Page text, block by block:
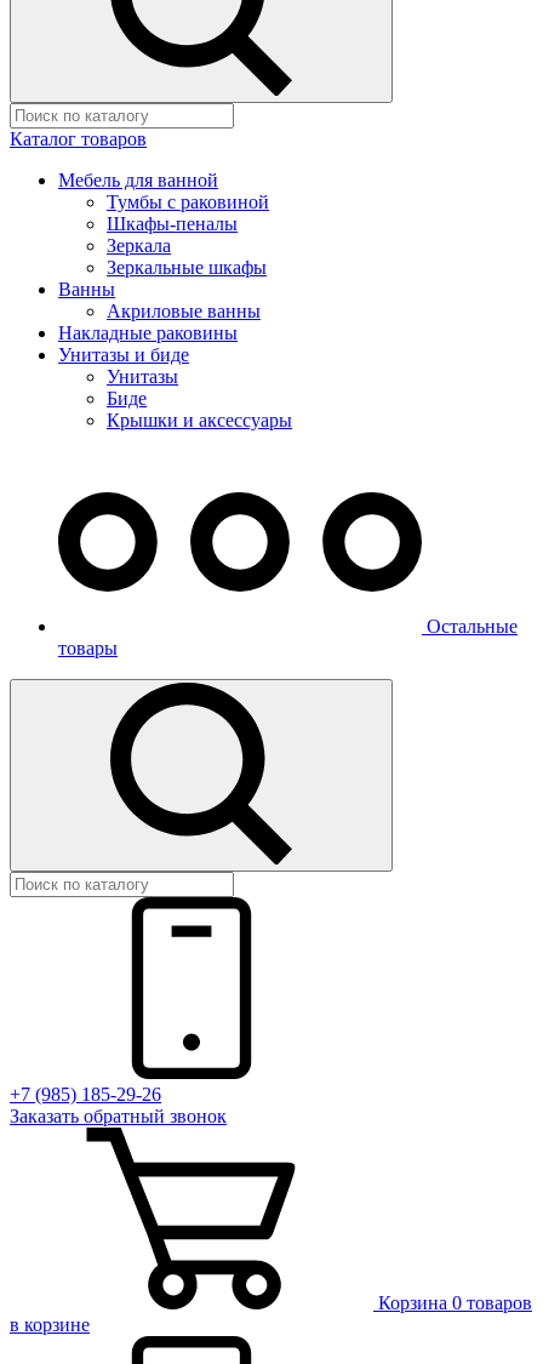
Каталог товаров
Мебель для ванной
Тумбы с раковиной
Шкафы-пеналы
Зеркала
Зеркальные шкафы
Ванны
Акриловые ванны
Накладные раковины
Унитазы и биде
Унитазы
Биде
Крышки и аксессуары
Остальные
товары
+7 (985) 185-29-26
Заказать обратный звонок
Корзина 0 товаров
в корзине